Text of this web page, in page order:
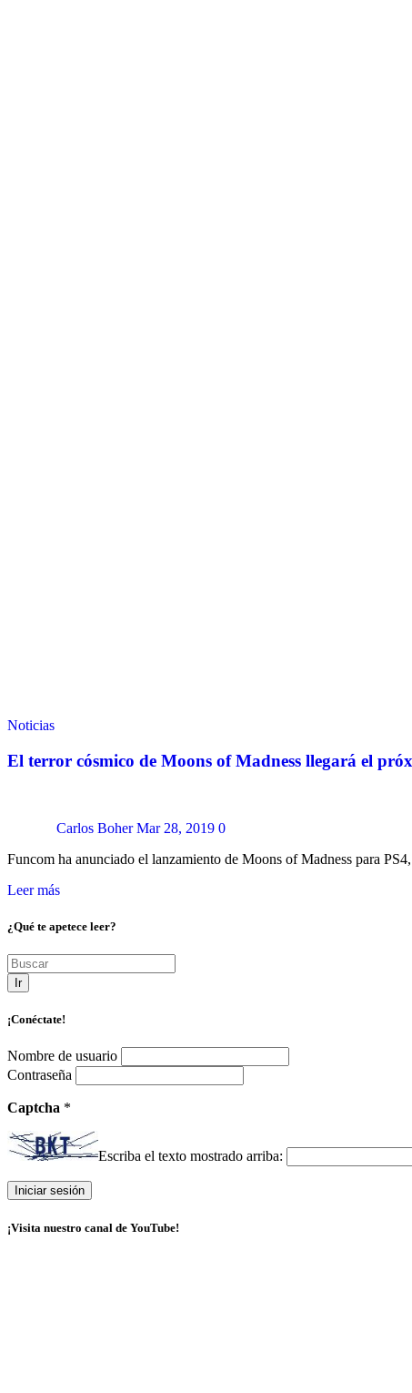
Noticias
El terror cósmico de Moons of Madness llegará el
Carlos Boher Mar 28, 2019 0
Funcom ha anunciado el lanzamiento de Moons of Madness para
Leer más
¿Qué te apetece leer?
Ir
¡Conéctate!
Nombre de usuario
Contraseña
Captcha *
Escriba el texto mostrado arriba:
¡Visita nuestro canal de YouTube!